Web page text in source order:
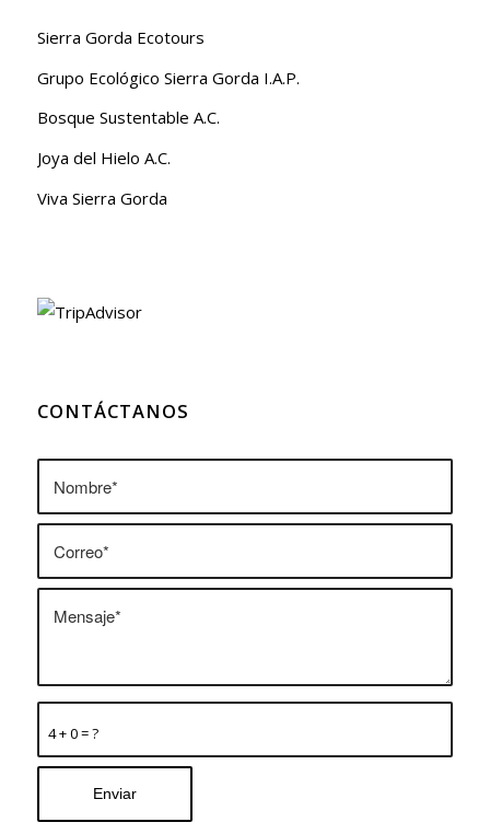
Sierra Gorda Ecotours
Grupo Ecológico Sierra Gorda I.A.P.
Bosque Sustentable A.C.
Joya del Hielo A.C.
Viva Sierra Gorda
CONTÁCTANOS
4 + 0 = ?